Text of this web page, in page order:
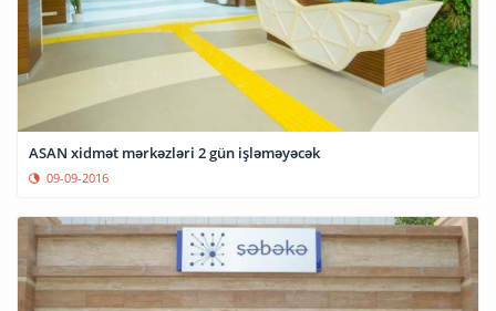
ASAN xidmət mərkəzləri 2 gün işləməyəcək
09-09-2016